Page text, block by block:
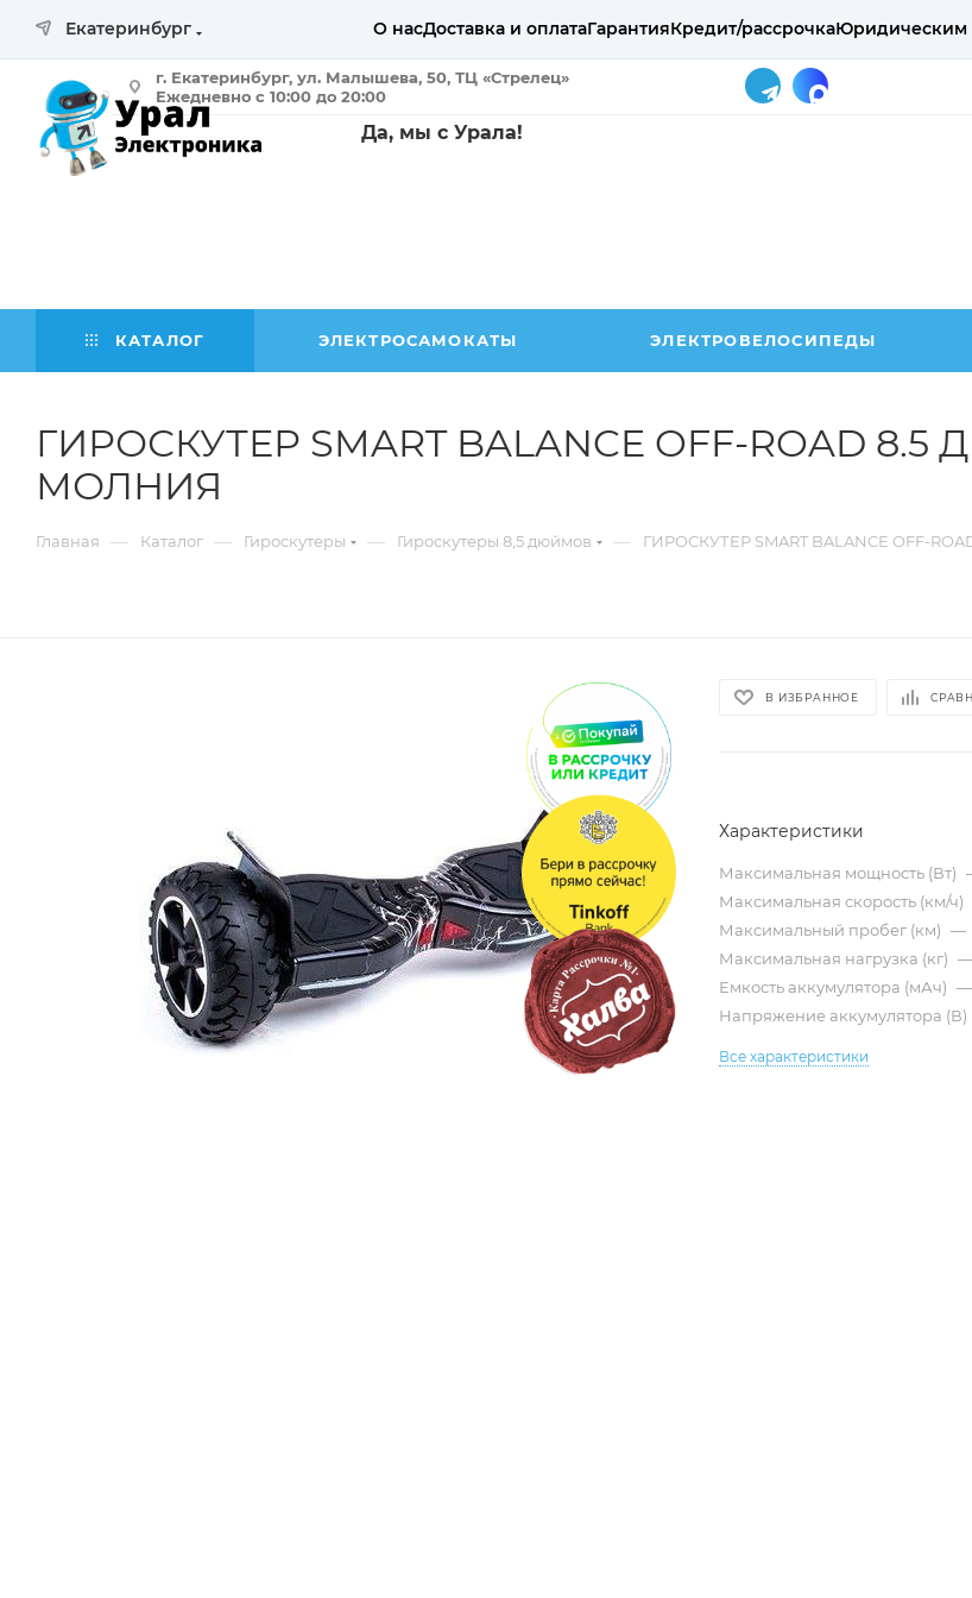
Екатеринбург О насДоставка и оплатаГарантияКредит/рассрочкаЮридическим
г. Екатеринбург, ул. Малышева, 50, ТЦ «Стрелец»
Ежедневно с 10:00 до 20:00
Да, мы с Урала!
КАТАЛОГ ЭЛЕКТРОСАМОКАТЫ ЭЛЕКТРОВЕЛОСИПЕДЫ
ГИРОСКУТЕР SMART BALANCE OFF-ROAD
МОЛНИЯ
Главная — Каталог — Гироскутеры — Гироскутеры 8,5 дюймов — ГИРОСКУТЕР SMART BALANCE OFF-
В ИЗБРАННОЕ
Характеристики
Максимальная мощность (Вт)
Максимальная скорость (км/ч)
Максимальный пробег (км) —
Максимальная нагрузка (кг) —
Емкость аккумулятора (мАч) —
Напряжение аккумулятора (В)
Все характеристики